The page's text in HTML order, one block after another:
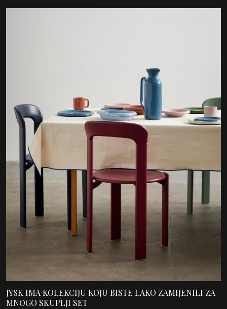
JYSK IMA KOLEKCIJU KOJU BISTE LAKO ZAMIJENILI ZA
MNOGO SKUPLJI SET